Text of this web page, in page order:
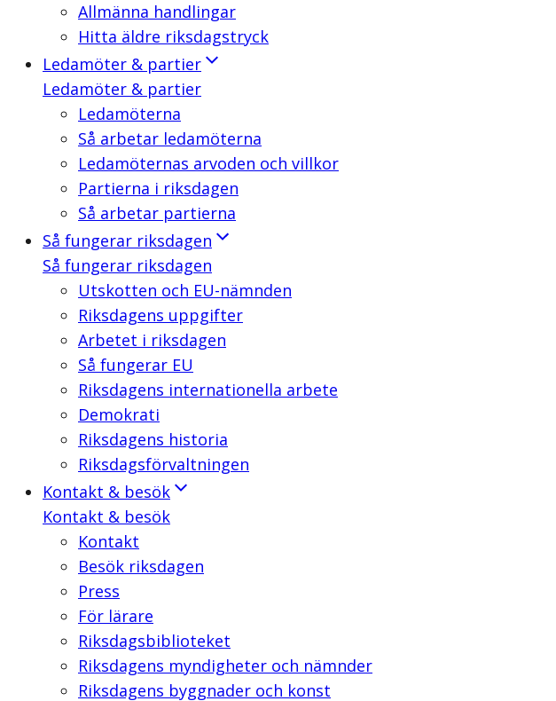
Allmänna handlingar
Hitta äldre riksdagstryck
Ledamöter & partier
Ledamöter & partier
Ledamöterna
Så arbetar ledamöterna
Ledamöternas arvoden och villkor
Partierna i riksdagen
Så arbetar partierna
Så fungerar riksdagen
Så fungerar riksdagen
Utskotten och EU-nämnden
Riksdagens uppgifter
Arbetet i riksdagen
Så fungerar EU
Riksdagens internationella arbete
Demokrati
Riksdagens historia
Riksdagsförvaltningen
Kontakt & besök
Kontakt & besök
Kontakt
Besök riksdagen
Press
För lärare
Riksdagsbiblioteket
Riksdagens myndigheter och nämnder
Riksdagens byggnader och konst